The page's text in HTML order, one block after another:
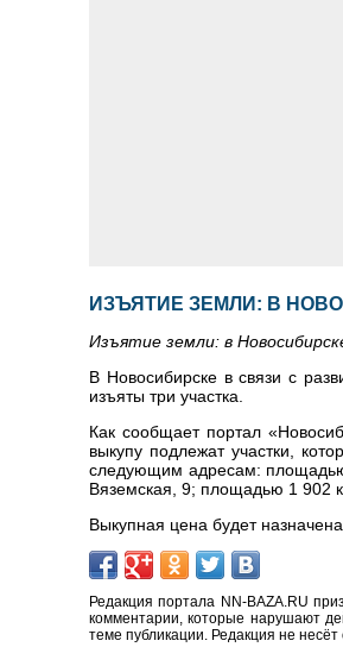
ИЗЪЯТИЕ ЗЕМЛИ: В
Изъятие земли: в
В Новосибирске в связи с
изъяты три участка.
Как сообщает портал
выкупу подлежат участки,
следующим адресам:
Вяземская, 9; площадью 1 902
Выкупная цена будет
Редакция портала NN-BAZA.RU
комментарии, которые нарушают
теме публикации. Редакция не